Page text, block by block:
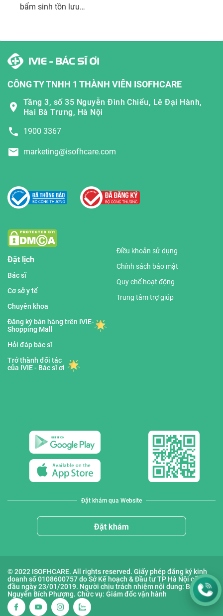
bẩm sinh tồn lưu…
CÔNG TY TNHH 1 THÀNH VIÊN ISOFHCARE
Tầng 3, số 35 Nguyễn Đình Chiểu, Lê Đại Hành,
Hai Bà Trưng, Hà Nội
1900 3367
marketing@isofhcare.com
Đặt lịch
Bác sĩ
Cơ sở y tế
Chuyên khoa
Đăng ký bán hàng trên IVIE-
Shopping Mall
Hỏi đáp bác sĩ
Trở thành đối tác
của IVIE - Bác sĩ ơi
Điều khoản sử dụng
Chính sách bảo mật
Quy chế hoạt động
Trung tâm trợ giúp
Đặt khám qua Website
Đặt khám
© 2022 ISOFHCARE. All rights reserved. Giấy phép đăng ký kinh
doanh số 0108600757 do Sở Kế hoạch & Đầu tư TP Hà Nội cấp lần
đầu ngày 23/01/2019. Người chịu trách nhiệm nội dung: Bà
Nguyễn Bích Phượng. Chức vụ: Giám đốc vận hành